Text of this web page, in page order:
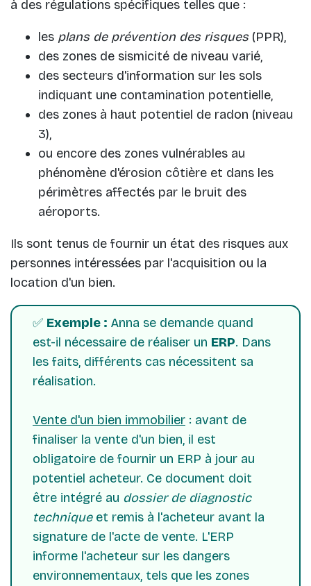
à des régulations spécifiques telles que :
les plans de prévention des risques(PPR),
des zones de sismicité de niveau varié,
des secteurs d'information sur les sols
indiquant une contamination potentielle,
des zones à haut potentiel de radon (niveau
3),
ou encore des zones vulnérables au
phénomène d'érosion côtière et dans les
périmètres affectés par le bruit des
aéroports.
Ils sont tenus de fournir un état des risques aux
personnes intéressées par l'acquisition ou la
location d'un bien.
✅ Exemple : Anna se demande quand
est-il nécessaire de réaliser un ERP. Dans
les faits, différents cas nécessitent sa
réalisation.
Vente d'un bien immobilier : avant de
finaliser la vente d'un bien, il est
obligatoire de fournir un ERP à jour au
potentiel acheteur. Ce document doit
être intégré au dossier de diagnostic
techniqueet remis à l'acheteur avant la
signature de l'acte de vente. L'ERP
informe l'acheteur sur les dangers
environnementaux, tels que les zones